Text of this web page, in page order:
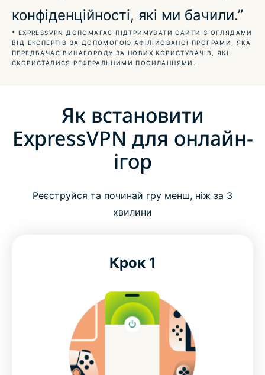
Отримайте перевагу з VPN для хмарних ігор
Інструкції з налаштування ігор
Завантажте ExpressVPN на всі ваші пристрої
Питання та відповіді: VPN для ігор
Випробуйте VPN для ігор без ризиків
Як встановити ExpressVPN для онлайн-ігор
Дізнайся про найсвіжіші пропозиції ExpressVPN
для онлайн-ігор
конфіденційності, які ми бачили.”
* EXPRESSVPN ДОПОМАГАЄ ПІДТРИМУВАТИ САЙТИ З ОГЛЯДАМИ
ВІД ЕКСПЕРТІВ ЗА ДОПОМОГОЮ АФІЛІЙОВАНОЇ ПРОГРАМИ, ЯКА
ПЕРЕДБАЧАЄ ВИНАГОРОДУ ЗА НОВИХ КОРИСТУВАЧІВ, ЯКІ
СКОРИСТАЛИСЯ РЕФЕРАЛЬНИМИ ПОСИЛАННЯМИ.
Як встановити
ExpressVPN для онлайн-
ігор
Реєструйся та починай гру менш, ніж за 3
хвилини
Крок 1